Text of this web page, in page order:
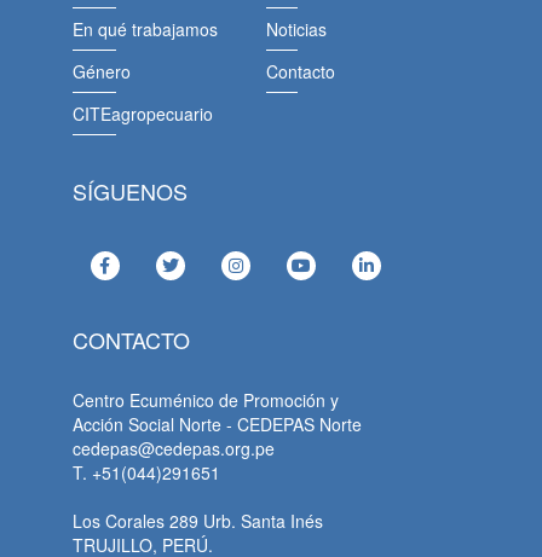
En qué trabajamos
Género
CITEagropecuario
Noticias
Contacto
SÍGUENOS
CONTACTO
Centro Ecuménico de Promoción y
Acción Social Norte - CEDEPAS Norte
cedepas@cedepas.org.pe
T. +51(044)291651
Los Corales 289 Urb. Santa Inés
TRUJILLO, PERÚ.